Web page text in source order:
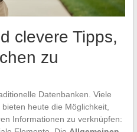
clevere Tipps,
zu
Datenbanken. Viele
bieten heute die Möglichkeit,
Informationen zu verknüpfen: